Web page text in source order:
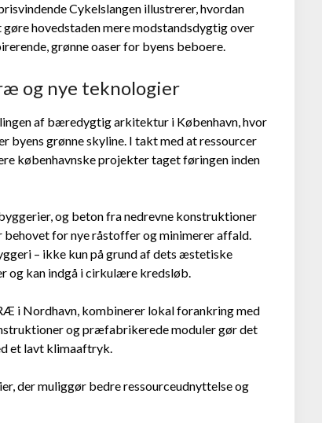
Cykelslangen illustrerer, hvordan
hovedstaden mere modstandsdygtig over
grønne oaser for byens beboere.
og nye teknologier
af bæredygtig arkitektur i København, hvor
grønne skyline. I takt med at ressourcer
københavnske projekter taget føringen inden
og beton fra nedrevne konstruktioner
behovet for nye råstoffer og minimerer affald.
– ikke kun på grund af dets æstetiske
og kan indgå i cirkulære kredsløb.
i Nordhavn, kombinerer lokal forankring med
og præfabrikerede moduler gør det
et lavt klimaaftryk.
der muliggør bedre ressourceudnyttelse og